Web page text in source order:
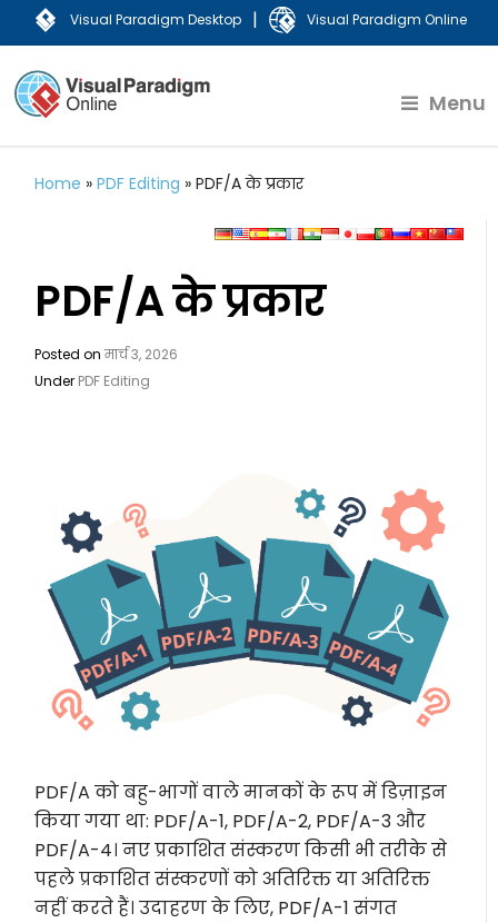
Visual Paradigm Desktop | Visual Paradigm Online
Menu
Home »PDF Editing »PDF/A के प्रकार
PDF/A के प्रकार
Posted onमार्च 3, 2026
Under PDF Editing
PDF/A को बहु-भागों वाले मानकों के रूप में डिज़ाइन
किया गया था: PDF/A-1, PDF/A-2, PDF/A-3 और
PDF/A-4। नए प्रकाशित संस्करण किसी भी तरीके से
पहले प्रकाशित संस्करणों को अतिरिक्त या अतिरिक्त
नहीं करते हैं। उदाहरण के लिए, PDF/A-1 संगत